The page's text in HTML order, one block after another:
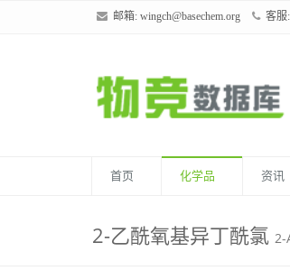
邮箱: wingch@basechem.org 客服
首页 化学品 资讯
2-乙酰氧基异丁酰氯 2-